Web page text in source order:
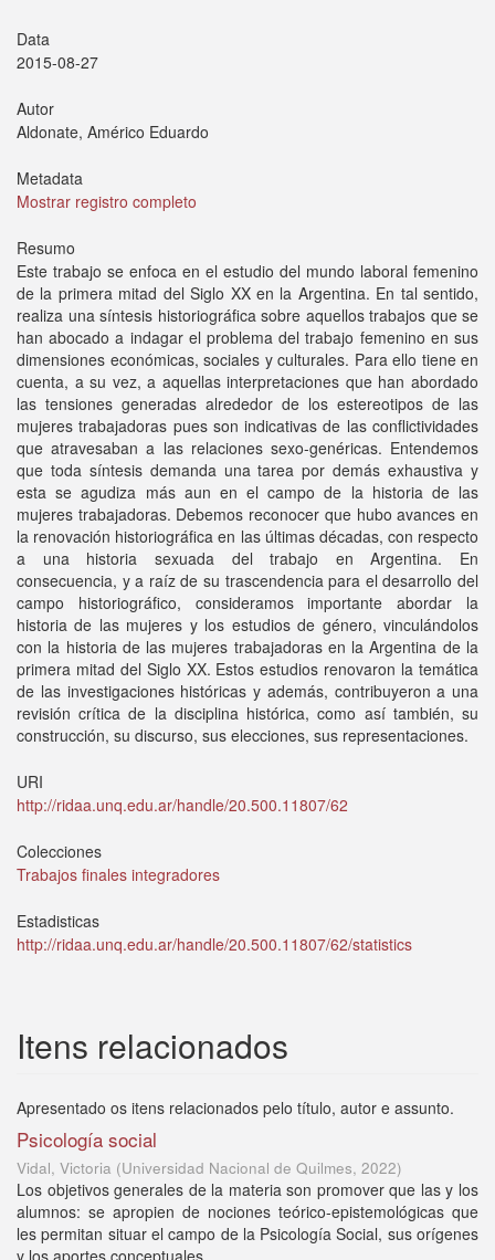
Data
2015-08-27
Autor
Aldonate, Américo Eduardo
Metadata
Mostrar registro completo
Resumo
Este trabajo se enfoca en el estudio del mundo laboral femenino
de la primera mitad del Siglo XX en la Argentina. En tal sentido,
realiza una síntesis historiográfica sobre aquellos trabajos que se
han abocado a indagar el problema del trabajo femenino en sus
dimensiones económicas, sociales y culturales. Para ello tiene en
cuenta, a su vez, a aquellas interpretaciones que han abordado
las tensiones generadas alrededor de los estereotipos de las
mujeres trabajadoras pues son indicativas de las conflictividades
que atravesaban a las relaciones sexo-genéricas. Entendemos
que toda síntesis demanda una tarea por demás exhaustiva y
esta se agudiza más aun en el campo de la historia de las
mujeres trabajadoras. Debemos reconocer que hubo avances en
la renovación historiográfica en las últimas décadas, con respecto
a una historia sexuada del trabajo en Argentina. En
consecuencia, y a raíz de su trascendencia para el desarrollo del
campo historiográfico, consideramos importante abordar la
historia de las mujeres y los estudios de género, vinculándolos
con la historia de las mujeres trabajadoras en la Argentina de la
primera mitad del Siglo XX. Estos estudios renovaron la temática
de las investigaciones históricas y además, contribuyeron a una
revisión crítica de la disciplina histórica, como así también, su
construcción, su discurso, sus elecciones, sus representaciones.
URI
http://ridaa.unq.edu.ar/handle/20.500.11807/62
Colecciones
Trabajos finales integradores
Estadisticas
http://ridaa.unq.edu.ar/handle/20.500.11807/62/statistics
Itens relacionados
Apresentado os itens relacionados pelo título, autor e assunto.
Psicología social
Vidal, Victoria (Universidad Nacional de Quilmes, 2022)
Los objetivos generales de la materia son promover que las y los
alumnos: se apropien de nociones teórico-epistemológicas que
les permitan situar el campo de la Psicología Social, sus orígenes